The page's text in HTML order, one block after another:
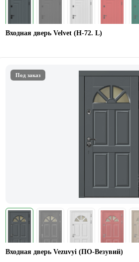
Входная дверь Velvet (Н-72. L)
Под заказ
Входная дверь Vezuvyi (ПО-Везувий)